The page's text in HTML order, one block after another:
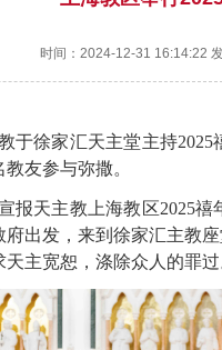
时间：2024-12-31 16:14:22
于徐家汇天主堂主持
友参与弥撒。
报天主教上海教区2025
出发，来到徐家汇主教
主宽恕，涤除众人的罪